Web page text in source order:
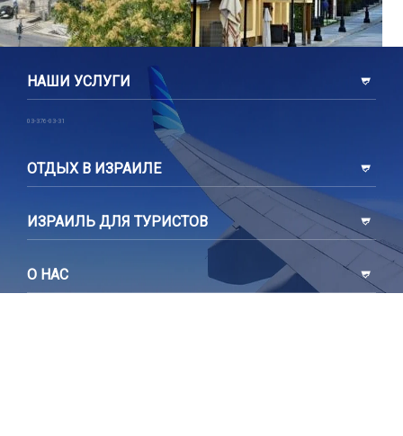
НАШИ УСЛУГИ
03-376-03-31
ОТДЫХ В ИЗРАИЛЕ
ИЗРАИЛЬ ДЛЯ ТУРИСТОВ
О НАС